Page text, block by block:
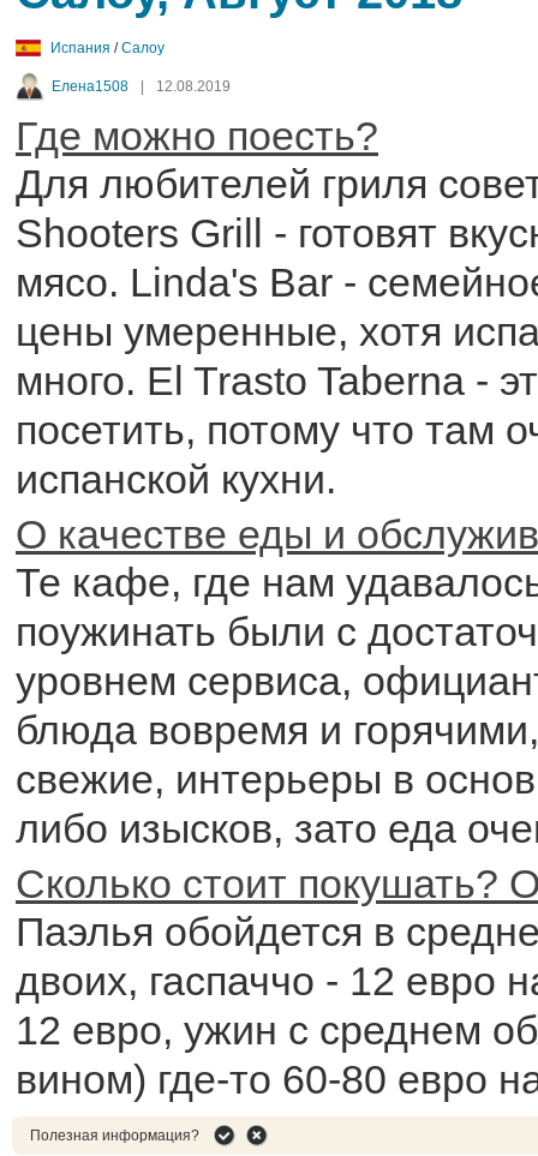
Испания /Салоу
Елена1508 12.08.2019
Где можно поесть?
Для любителей гриля
Shooters Grill - готовят
мясо. Linda's Bar -
цены умеренные, хотя
много. El Trasto Taberna -
посетить, потому что там
испанской кухни.
О качестве еды и
Те кафе, где нам
поужинать были с
уровнем сервиса,
блюда вовремя и
свежие, интерьеры в
либо изысков, зато еда
Сколько стоит покушать?
Паэлья обойдется в
двоих, гаспаччо - 12 евро
12 евро, ужин с среднем
вином) где-то 60-80 евро
Полезная информация?